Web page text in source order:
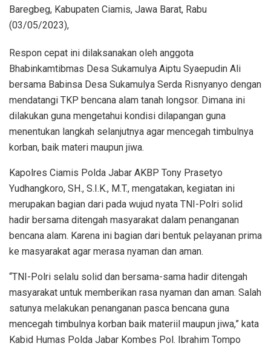
Baregbeg, Kabupaten Ciamis, Jawa Barat, Rabu
(03/05/2023),
Respon cepat ini dilaksanakan oleh anggota
Bhabinkamtibmas Desa Sukamulya Aiptu Syaepudin Ali
bersama Babinsa Desa Sukamulya Serda Risnyanyo dengan
mendatangi TKP bencana alam tanah longsor. Dimana ini
dilakukan guna mengetahui kondisi dilapangan guna
menentukan langkah selanjutnya agar mencegah timbulnya
korban, baik materi maupun jiwa.
Kapolres Ciamis Polda Jabar AKBP Tony Prasetyo
Yudhangkoro, SH., S.I.K., M.T., mengatakan, kegiatan ini
merupakan bagian dari pada wujud nyata TNI-Polri solid
hadir bersama ditengah masyarakat dalam penanganan
bencana alam. Karena ini bagian dari bentuk pelayanan prima
ke masyarakat agar merasa nyaman dan aman.
“TNI-Polri selalu solid dan bersama-sama hadir ditengah
masyarakat untuk memberikan rasa nyaman dan aman. Salah
satunya melakukan penanganan pasca bencana guna
mencegah timbulnya korban baik materiil maupun jiwa,” kata
Kabid Humas Polda Jabar Kombes Pol. Ibrahim Tompo